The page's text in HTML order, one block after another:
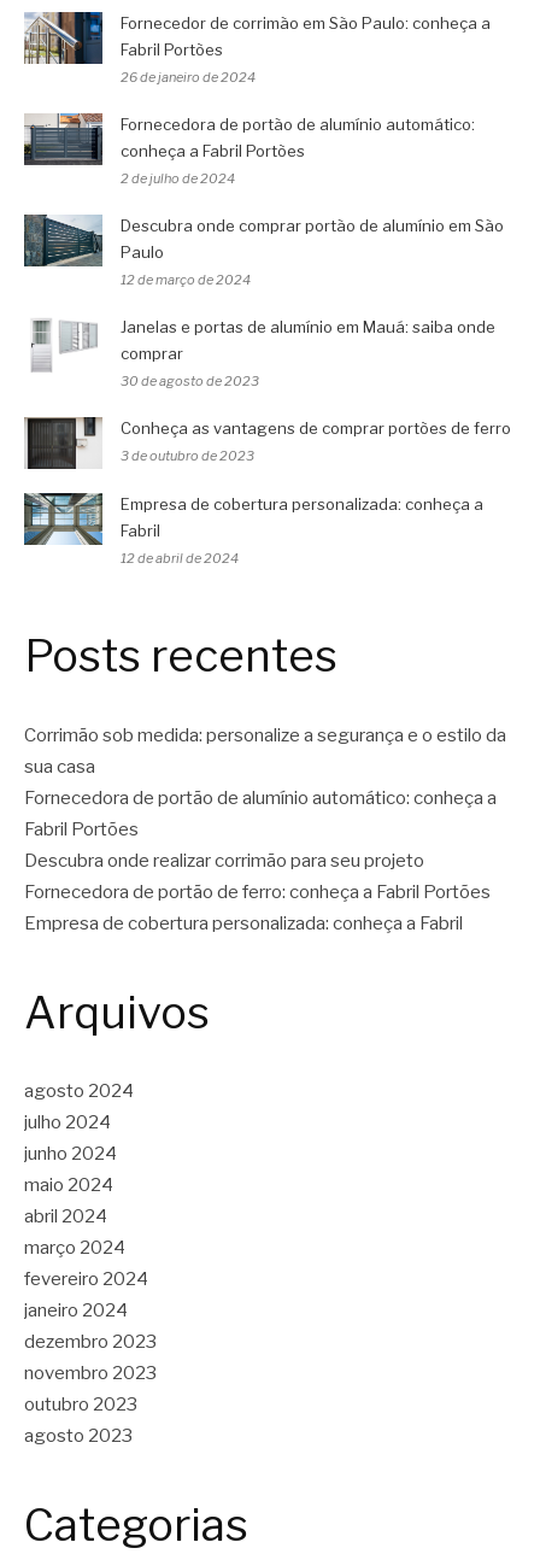
Fornecedor de corrimão em São Paulo: conheça a
Fabril Portões
26 de janeiro de 2024
Fornecedora de portão de alumínio automático:
conheça a Fabril Portões
2 de julho de 2024
Descubra onde comprar portão de alumínio em São
Paulo
12 de março de 2024
Janelas e portas de alumínio em Mauá: saiba onde
comprar
30 de agosto de 2023
Conheça as vantagens de comprar portões de ferro
3 de outubro de 2023
Empresa de cobertura personalizada: conheça a
Fabril
12 de abril de 2024
Posts recentes
Corrimão sob medida: personalize a segurança e o estilo da
sua casa
Fornecedora de portão de alumínio automático: conheça a
Fabril Portões
Descubra onde realizar corrimão para seu projeto
Fornecedora de portão de ferro: conheça a Fabril Portões
Empresa de cobertura personalizada: conheça a Fabril
Arquivos
agosto 2024
julho 2024
junho 2024
maio 2024
abril 2024
março 2024
fevereiro 2024
janeiro 2024
dezembro 2023
novembro 2023
outubro 2023
agosto 2023
Categorias